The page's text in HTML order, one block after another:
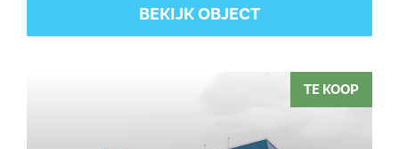
BEKIJK OBJECT
TE KOOP